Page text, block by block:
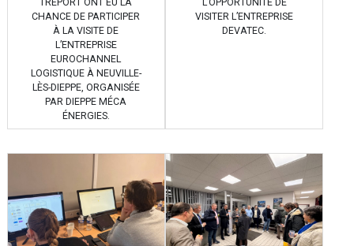
TRÉPORT ONT EU LA
CHANCE DE PARTICIPER
À LA VISITE DE
L’ENTREPRISE
EUROCHANNEL
LOGISTIQUE À NEUVILLE-
LÈS-DIEPPE, ORGANISÉE
PAR DIEPPE MÉCA
ÉNERGIES.
L’OPPORTUNITÉ DE
VISITER L’ENTREPRISE
DEVATEC.